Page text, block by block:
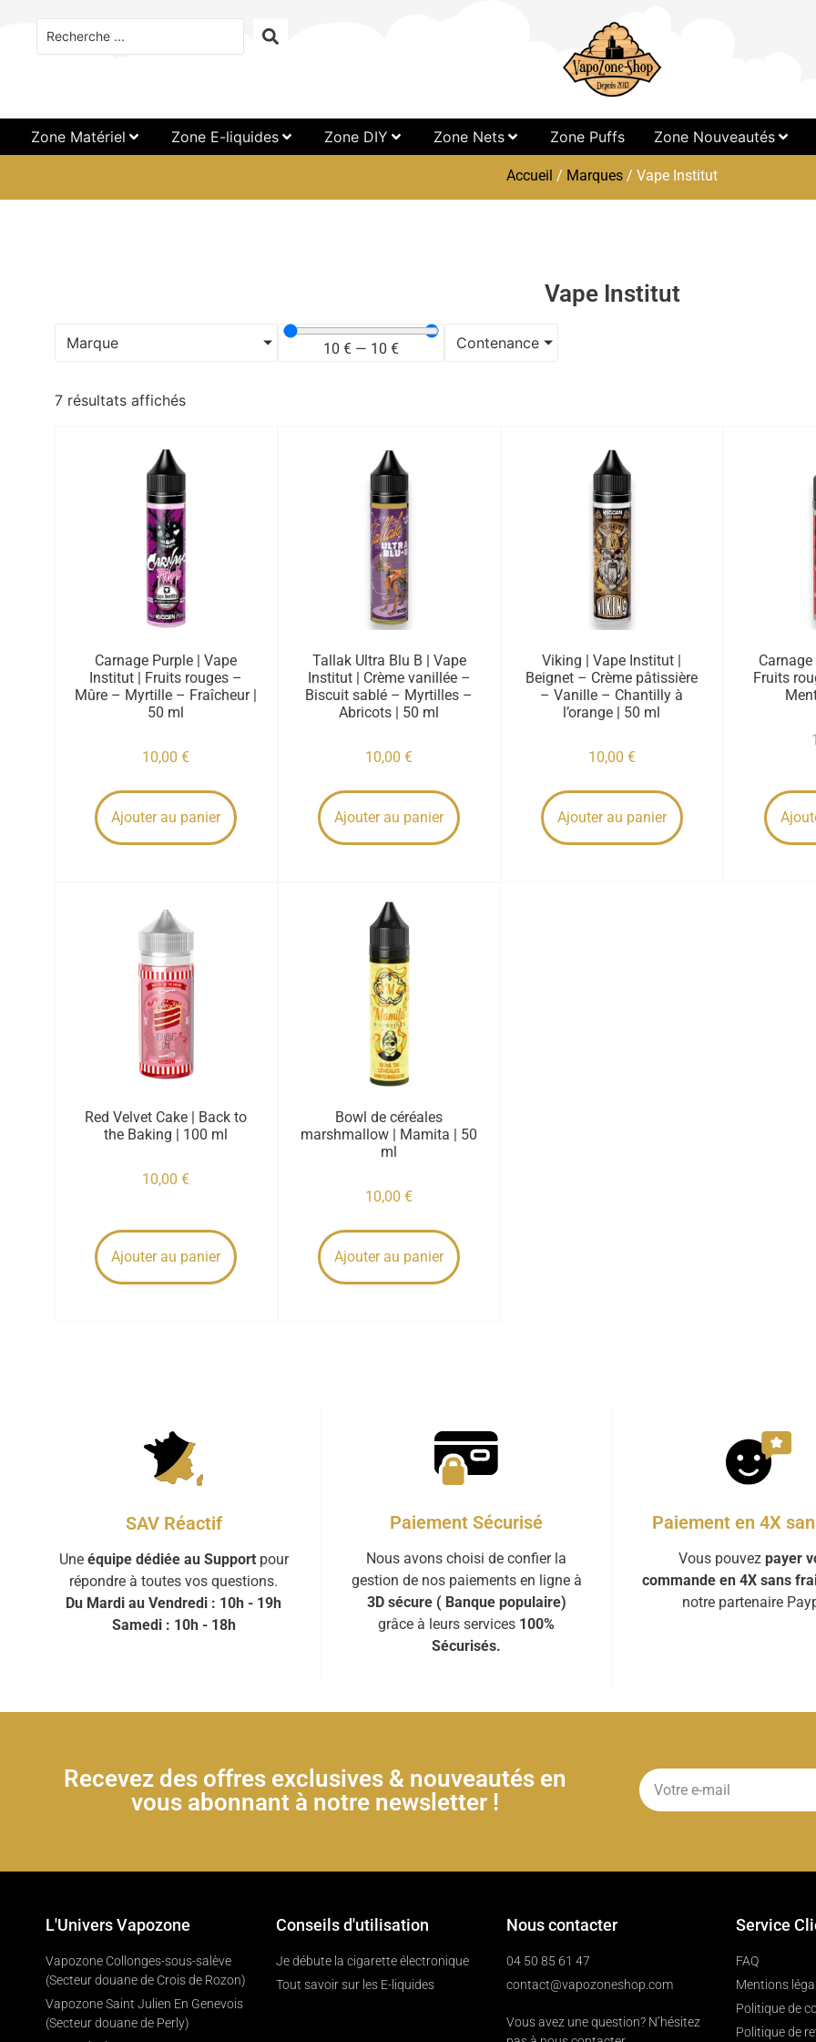
Zone Matériel Zone E-liquides Zone DIY Zone Nets Zone Puffs Zone Nouveautés
Accueil / Marques / Vape Institut
Vape Institut
Marque 10 € — 10 € Contenance
7 résultats affichés
Carnage Purple | Vape
Institut | Fruits rouges –
Mûre – Myrtille – Fraîcheur |
50 ml
10,00€
Ajouter au panier
Tallak Ultra Blu B | Vape
Institut | Crème vanillée –
Biscuit sablé – Myrtilles –
Abricots | 50 ml
10,00€
Ajouter au panier
Viking | Vape Institut |
Beignet – Crème pâtissière
– Vanille – Chantilly à
l’orange | 50 ml
10,00 €
Ajouter au panier
Fruits
Red Velvet Cake | Back to
the Baking | 100 ml
10,00€
Ajouter au panier
Bowl de céréales
marshmallow | Mamita | 50
ml
10,00€
Ajouter au panier
SAV Réactif
Une équipe dédiée au Supportpour
répondre à toutes vos questions.
Du Mardi au Vendredi : 10h - 19h
Samedi : 10h - 18h
Paiement Sécurisé
Nous avons choisi de confier la
gestion de nos paiements en ligne à
3D sécure ( Banque populaire)
grâce à leurs services 100%
Sécurisés.
Paiement en 4X
Vous pouvez payer
commande en 4X sans
notre partenaire
Recevez des offres exclusives & nouveautés en
vous abonnant à notre newsletter !
L'Univers Vapozone
Vapozone Collonges-sous-salève
(Secteur douane de Crois de Rozon)
Vapozone Saint Julien En Genevois
(Secteur douane de Perly)
Conseils d'utilisation
Je débute la cigarette électronique
Tout savoir sur les E-liquides
Nous contacter
04 50 85 61 47
contact@vapozoneshop.com
Vous avez une question? N’hésitez
Service
FAQ
Mentions
Politique de
Politique de